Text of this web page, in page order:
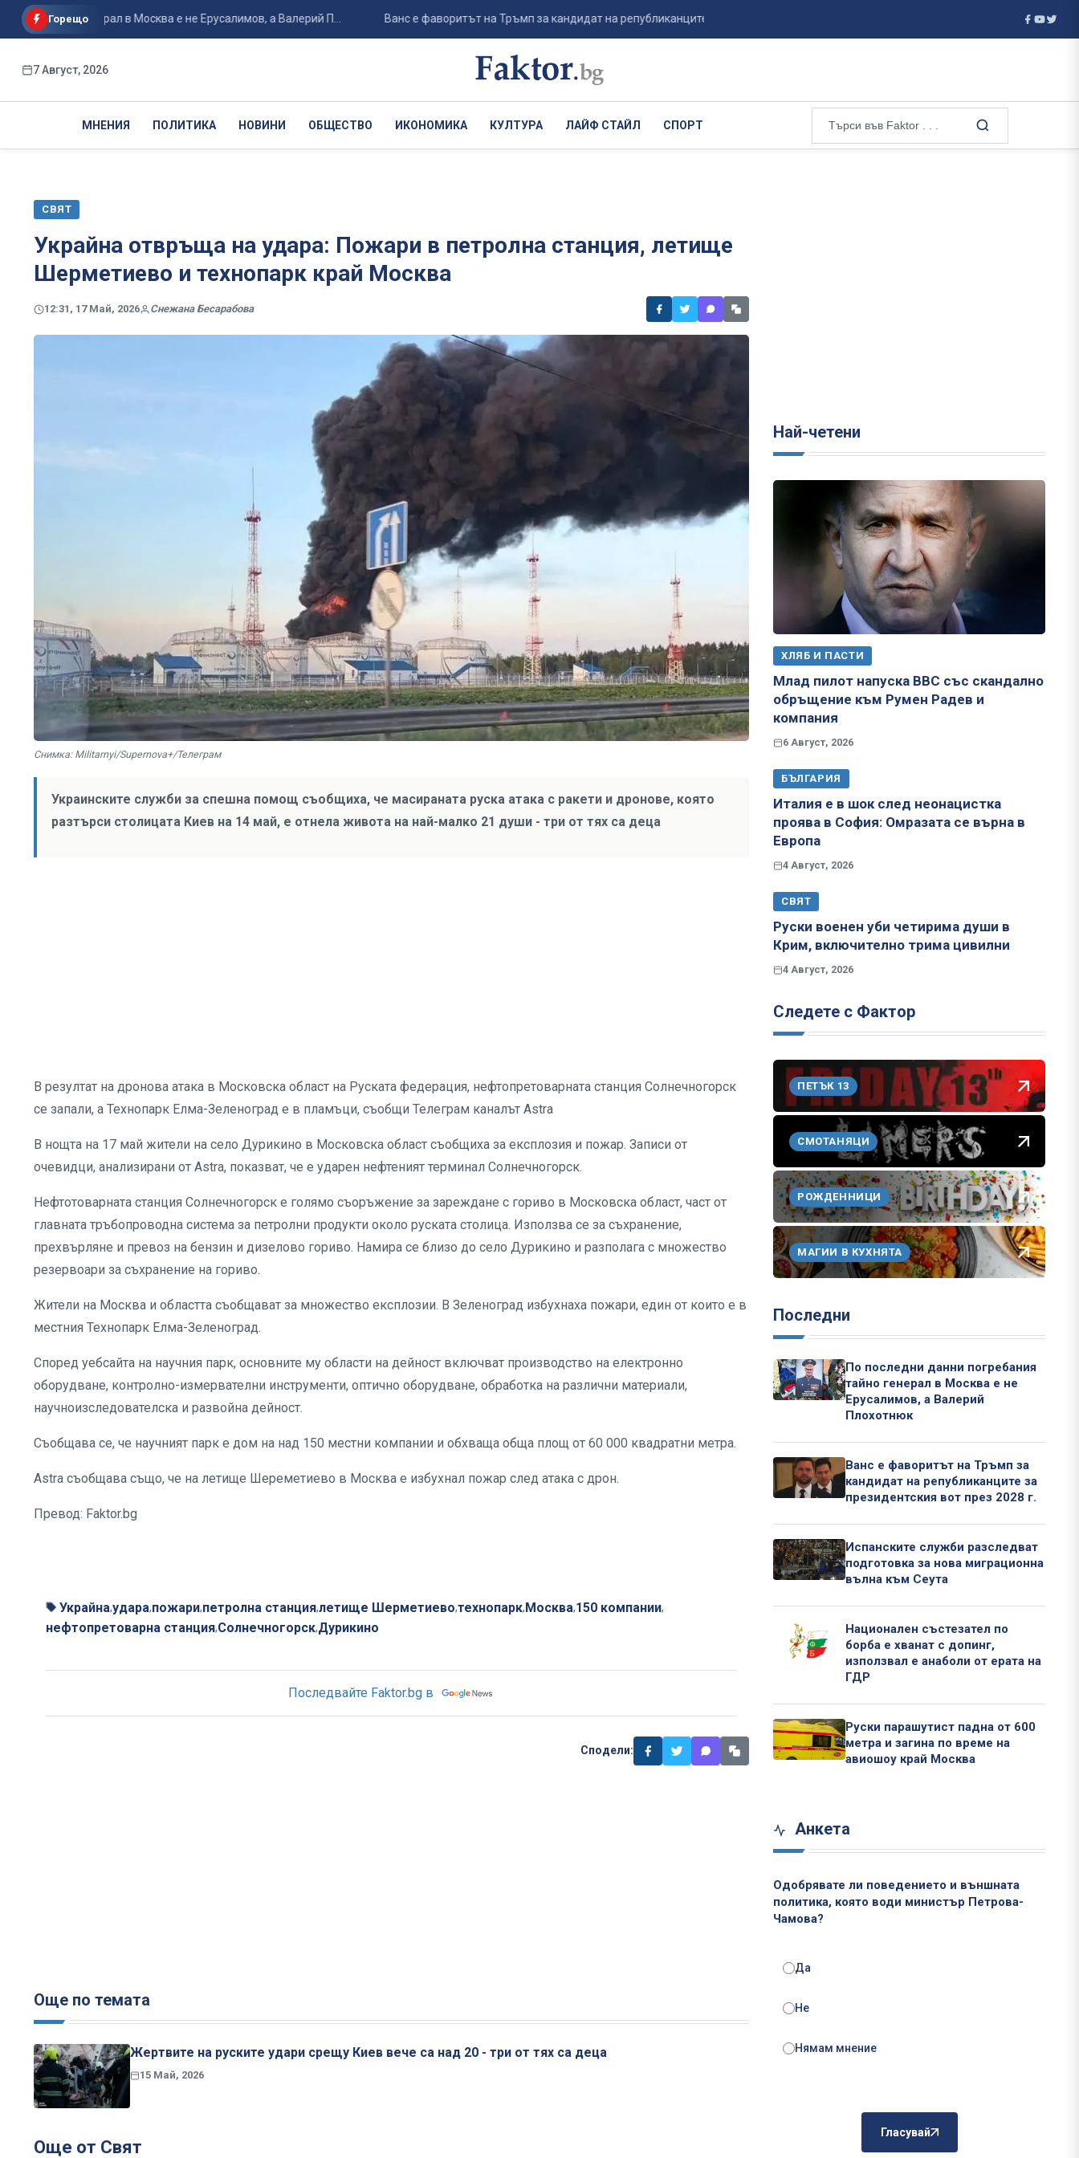
Горещо
генерал в Москва е не Ерусалимов, а Валерий П... Ванс е фаворитът на Тръмп за кандидат на републиканците за президентския вот пре... Испанските служби разследват
7 Август, 2026
МНЕНИЯ ПОЛИТИКА НОВИНИ ОБЩЕСТВО ИКОНОМИКА КУЛТУРА ЛАЙФ СТАЙЛ СПОРТ
СВЯТ
Украйна отвръща на удара: Пожари в петролна станция, летище
Шерметиево и технопарк край Москва
12:31, 17 Май, 2026 Снежана Бесарабова
Снимка: Militarnyi/Supernova+/Телеграм
Украинските служби за спешна помощ съобщиха, че масираната руска атака с ракети и дронове, която
разтърси столицата Киев на 14 май, е отнела живота на най-малко 21 души - три от тях са деца
В резултат на дронова атака в Московска област на Руската федерация, нефтопретоварната станция Солнечногорск
се запали, а Технопарк Елма-Зеленоград е в пламъци, съобщи Телеграм каналът Astra
В нощта на 17 май жители на село Дурикино в Московска област съобщиха за експлозия и пожар. Записи от
очевидци, анализирани от Astra, показват, че е ударен нефтеният терминал Солнечногорск.
Нефтотоварната станция Солнечногорск е голямо съоръжение за зареждане с гориво в Московска област, част от
главната тръбопроводна система за петролни продукти около руската столица. Използва се за съхранение,
прехвърляне и превоз на бензин и дизелово гориво. Намира се близо до село Дурикино и разполага с множество
резервоари за съхранение на гориво.
Жители на Москва и областта съобщават за множество експлозии. В Зеленоград избухнаха пожари, един от които е в
местния Технопарк Елма-Зеленоград.
Според уебсайта на научния парк, основните му области на дейност включват производство на електронно
оборудване, контролно-измервателни инструменти, оптично оборудване, обработка на различни материали,
научноизследователска и развойна дейност.
Съобщава се, че научният парк е дом на над 150 местни компании и обхваща обща площ от 60 000 квадратни метра.
Astra съобщава също, че на летище Шереметиево в Москва е избухнал пожар след атака с дрон.
Превод: Faktor.bg
Украйна,удара,пожари,петролна станция,летище Шерметиево,технопарк,Москва,150 компании,
нефтопретоварна станция,Солнечногорск,Дурикино
Последвайте Faktor.bg в
Сподели:
Още по темата
Жертвите на руските удари срещу Киев вече са над 20 - три от тях са деца
15 Май, 2026
Още от Свят
Най-четени
ХЛЯБ И ПАСТИ
Млад пилот напуска ВВС със скандално
обръщение към Румен Радев и
компания
6 Август, 2026
БЪЛГАРИЯ
Италия е в шок след неонацистка
проява в София: Омразата се върна в
Европа
4 Август, 2026
СВЯТ
Руски военен уби четирима души в
Крим, включително трима цивилни
4 Август, 2026
Следете с Фактор
ПЕТЪК 13
СМОТАНЯЦИ
РОЖДЕННИЦИ
МАГИИ В КУХНЯТА
Последни
По последни данни погребания
тайно генерал в Москва е не
Ерусалимов, а Валерий
Плохотнюк
Ванс е фаворитът на Тръмп за
кандидат на републиканците за
президентския вот през 2028 г.
Испанските служби разследват
подготовка за нова миграционна
вълна към Сеута
Национален състезател по
борба е хванат с допинг,
използвал е анаболи от ерата на
ГДР
Руски парашутист падна от 600
метра и загина по време на
авиошоу край Москва
Анкета
Одобрявате ли поведението и външната
политика, която води министър Петрова-
Чамова?
Да
Не
Нямам мнение
Гласувай